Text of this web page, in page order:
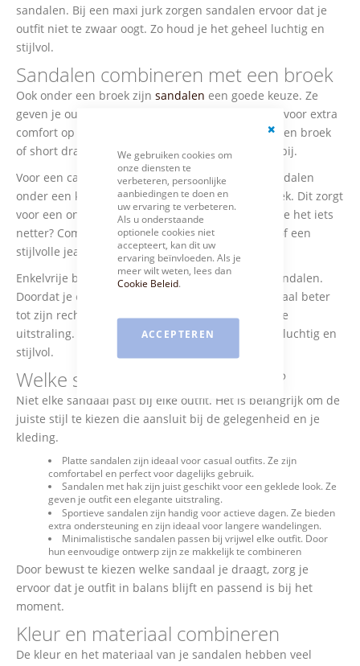
Close
Cookie
We gebruiken cookies om
onze diensten te
verbeteren, persoonlijke
aanbiedingen te doen en
uw ervaring te verbeteren.
Als u onderstaande
optionele cookies niet
accepteert, kan dit uw
ervaring beïnvloeden. Als je
meer wilt weten, lees dan
Cookie Beleid.
ACCEPTEREN
sandalen. Bij een maxi jurk zorgen sandalen ervoor dat je
outfit niet te zwaar oogt. Zo houd je het geheel luchtig en
stijlvol.
Sandalen combineren met een broek
Ook onder een broek zijn sandalen een goede keuze. Ze
geven je outfit een zomerse uitstraling en zorgen voor extra
comfort op warme dagen. Of je nu een jeans, linnen broek
of short draagt, sandalen passen er vrijwel altijd bij.
Voor een casual look kun je kiezen voor platte sandalen
onder een korte broek of een luchtige linnen broek. Dit zorgt
voor een ontspannen en comfortabele outfit. Wil je het iets
netter? Combineer sandalen dan met een chino of een
stijlvolle jeans.
Enkelvrije broeken werken bijzonder goed met sandalen.
Doordat je enkels zichtbaar blijven, komt de sandaal beter
tot zijn recht. Dit zorgt voor een frisse en moderne
uitstraling. Zo creëer je een mooie balans tussen luchtig en
stijlvol.
Welke sandalen bij welke outfit?
Niet elke sandaal past bij elke outfit. Het is belangrijk om de
juiste stijl te kiezen die aansluit bij de gelegenheid en je
kleding.
Platte sandalen zijn ideaal voor casual outfits. Ze zijn
comfortabel en perfect voor dagelijks gebruik.
Sandalen met hak zijn juist geschikt voor een geklede look. Ze
geven je outfit een elegante uitstraling.
Sportieve sandalen zijn handig voor actieve dagen. Ze bieden
extra ondersteuning en zijn ideaal voor langere wandelingen.
Minimalistische sandalen passen bij vrijwel elke outfit. Door
hun eenvoudige ontwerp zijn ze makkelijk te combineren
Door bewust te kiezen welke sandaal je draagt, zorg je
ervoor dat je outfit in balans blijft en passend is bij het
moment.
Kleur en materiaal combineren
De kleur en het materiaal van je sandalen hebben veel